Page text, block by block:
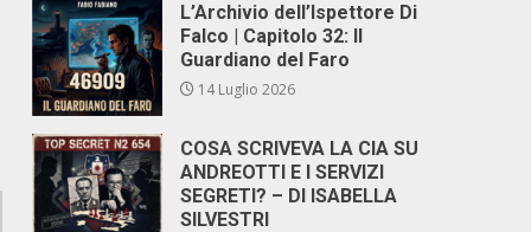
L’Archivio dell’Ispettore Di
Falco | Capitolo 32: Il
Guardiano del Faro
14 Luglio 2026
COSA SCRIVEVA LA CIA SU
ANDREOTTI E I SERVIZI
SEGRETI? – DI ISABELLA
SILVESTRI